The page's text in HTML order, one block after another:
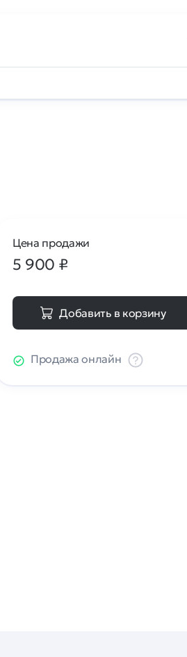
Цена продажи
5 900 ₽
Добавить в корзину
Продажа онлайн